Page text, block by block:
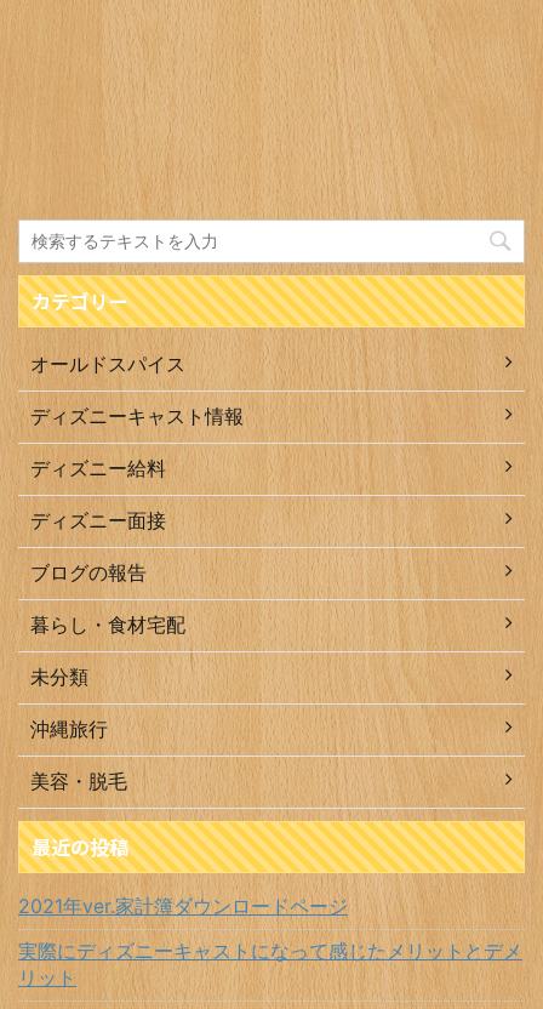
カテゴリー
オールドスパイス
ディズニーキャスト情報
ディズニー給料
ディズニー面接
ブログの報告
暮らし・食材宅配
未分類
沖縄旅行
美容・脱毛
最近の投稿
2021年ver.家計簿ダウンロードページ
実際にディズニーキャストになって感じたメリットとデメ
リット